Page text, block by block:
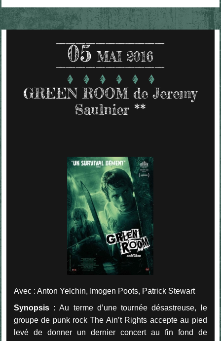
05 MAI 2016
GREEN ROOM de Jeremy
Saulnier **
Avec : Anton Yelchin, Imogen Poots, Patrick Stewart
Synopsis : Au terme d’une tournée désastreuse, le
groupe de punk rock The Ain’t Rights accepte au pied
levé de donner un dernier concert au fin fond de